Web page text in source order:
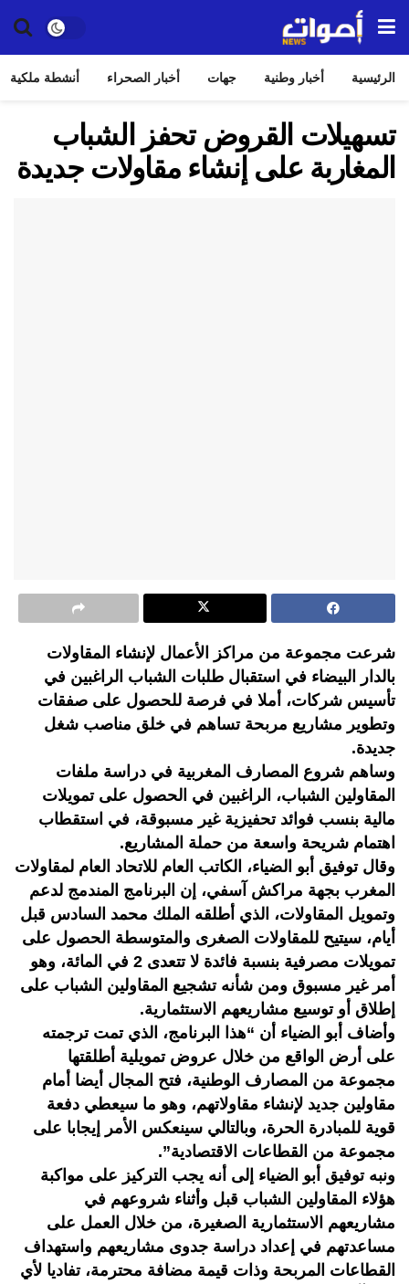
الرئيسية أخبار وطنية جهات أخبار الصحراء أنشطة ملكية
تسهيلات القروض تحفز الشباب
المغاربة على إنشاء مقاولات جديدة
شرعت مجموعة من مراكز الأعمال لإنشاء المقاولات
بالدار البيضاء في استقبال طلبات الشباب الراغبين في
تأسيس شركات، أملا في فرصة للحصول على صفقات
وتطوير مشاريع مربحة تساهم في خلق مناصب شغل
جديدة.
وساهم شروع المصارف المغربية في دراسة ملفات
المقاولين الشباب، الراغبين في الحصول على تمويلات
مالية بنسب فوائد تحفيزية غير مسبوقة، في استقطاب
اهتمام شريحة واسعة من حملة المشاريع.
وقال توفيق أبو الضياء، الكاتب العام للاتحاد العام لمقاولات
المغرب بجهة مراكش آسفي، إن البرنامج المندمج لدعم
وتمويل المقاولات، الذي أطلقه الملك محمد السادس قبل
أيام، سيتيح للمقاولات الصغرى والمتوسطة الحصول على
تمويلات مصرفية بنسبة فائدة لا تتعدى 2 في المائة، وهو
أمر غير مسبوق ومن شأنه تشجيع المقاولين الشباب على
إطلاق أو توسيع مشاريعهم الاستثمارية.
وأضاف أبو الضياء أن “هذا البرنامج، الذي تمت ترجمته
على أرض الواقع من خلال عروض تمويلية أطلقتها
مجموعة من المصارف الوطنية، فتح المجال أيضا أمام
مقاولين جديد لإنشاء مقاولاتهم، وهو ما سيعطي دفعة
قوية للمبادرة الحرة، وبالتالي سينعكس الأمر إيجابا على
مجموعة من القطاعات الاقتصادية”.
ونبه توفيق أبو الضياء إلى أنه يجب التركيز على مواكبة
هؤلاء المقاولين الشباب قبل وأثناء شروعهم في
مشاريعهم الاستثمارية الصغيرة، من خلال العمل على
مساعدتهم في إعداد دراسة جدوى مشاريعهم واستهداف
القطاعات المربحة وذات قيمة مضافة محترمة، تفاديا لأي